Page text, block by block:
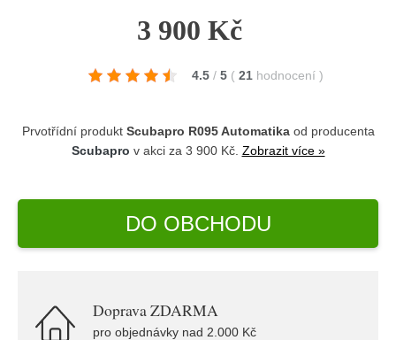
3 900 Kč
4.5 / 5 ( 21 hodnocení )
Prvotřídní produkt Scubapro R095 Automatikaod producenta
Scubapro v akci za 3 900 Kč. Zobrazit více »
DO OBCHODU
Doprava ZDARMA
pro objednávky nad 2.000 Kč